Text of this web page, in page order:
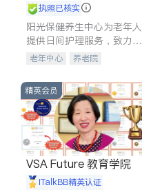
执照已核实
阳光保健养生中心为老年人
提供日间护理服务，致力于
通过持续的护理创新来有效
老年中心 养老院
精英会员
VSA Future 教育学院
iTalkBB精英认证